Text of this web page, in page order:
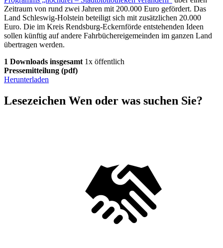
Zeitraum von rund zwei Jahren mit 200.000 Euro gefördert. Das
Land Schleswig-Holstein beteiligt sich mit zusätzlichen 20.000
Euro. Die im Kreis Rendsburg-Eckernförde entstehenden Ideen
sollen künftig auf andere Fahrbüchereigemeinden im ganzen Land
übertragen werden.
1 Downloads insgesamt 1x öffentlich
Pressemitteilung (pdf)
Herunterladen
Lesezeichen Wen oder was suchen Sie?